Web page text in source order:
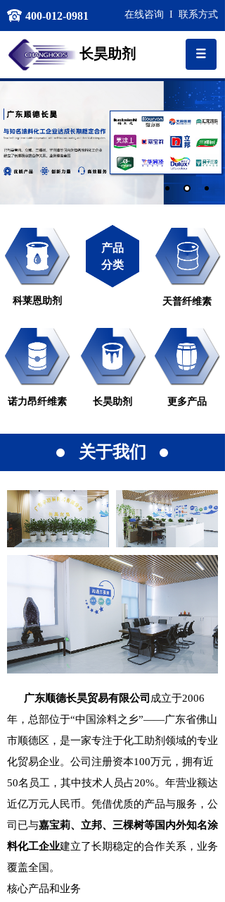
400-012-0981 在线咨询 I 联系方式
长昊助剂
产品
分类
科莱恩助剂 天普纤维素
更多产品
长昊助剂
诺力昂纤维素
关于我们
广东顺德长昊贸易有限公司 成立于2006
年，总部位于“中国涂料之乡”——广东省佛山
市顺德区，是一家专注于化工助剂领域的专业
化贸易企业。公司注册资本100万元，拥有近
50名员工，其中技术人员占20%。年营业额达
近亿万元人民币。凭借优质的产品与服务，公
司已与嘉宝莉、立邦、三棵树等国内外知名涂
料化工企业建立了长期稳定的合作关系，业务
覆盖全国。
核心产品和业务